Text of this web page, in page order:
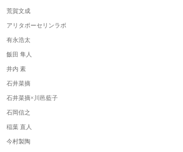
荒賀文成
アリタポーセリンラボ
有永浩太
飯田 隼人
井内 素
石井菜摘
石井菜摘×川邑藍子
石岡信之
稲葉 直人
今村製陶